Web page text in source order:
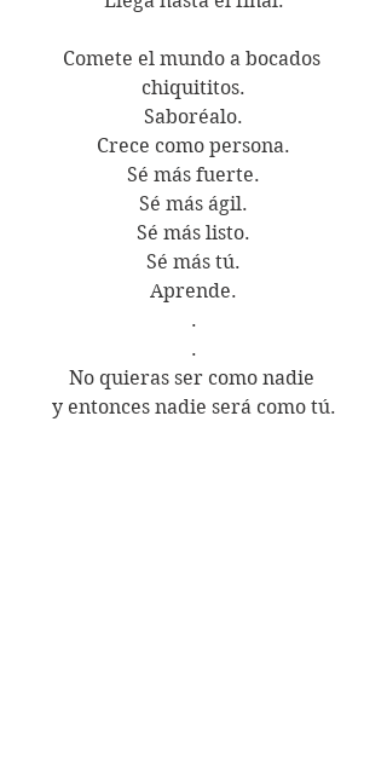
Comete el mundo a bocados
chiquititos.
Saboréalo.
Crece como persona.
Sé más fuerte.
Sé más ágil.
Sé más listo.
Sé más tú.
Aprende.
.
.
No quieras ser como nadie
y entonces nadie será como tú.